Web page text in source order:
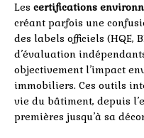
Les certifications
créant parfois une
des labels officiels (HQE,
d’évaluation
objectivement l’impact
immobiliers. Ces outils
vie du bâtiment, depuis
premières jusqu’à sa